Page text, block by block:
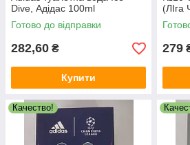
Dive, Адідас 100ml
Готово до відправки
282,60 ₴
Купити
(ЛІга
100ml
279
Качество!